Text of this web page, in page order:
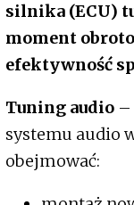
silnika (ECU)
moment
efektywność
Tuning audio –
systemu audio
obejmować: